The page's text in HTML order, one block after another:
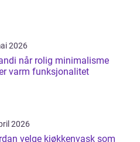
2026
varm funksjonalitet
2026
velge kjøkkenvask som